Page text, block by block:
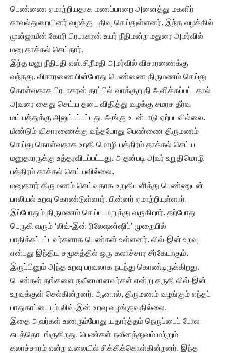
பெண்ணை ஏமாற்றியதாக மணப்பாறை அனைத்து மகளிர்
காவல்துறையினர் வழக்கு பதிவு செய்துள்ளனர். இந்த வழக்கில்
முன்ஜாமீன் கோரி பிரபாகரன் உயர் நீதிமன்ற மதுரை அமர்வில்
மனு தாக்கல் செய்தார்.
இந்த மனு நீதிபதி எஸ்.சிறீமதி அமர்வில் விசாரணைக்கு
வந்தது. விசாரணையின்போது பெண்ணை திருமணம் செய்து
கொள்வதாக பிரபாகரன் தரப்பில் வாக்குறுதி அளிக்கப்பட்டதால்
அவரை கைது செய்ய தடை விதித்து வழக்கு சமரச தீர்வு
மய்யத்துக்கு அனுப்பப்பட்டது. அங்கு உடன்பாடு ஏற்படவில்லை.
மீண்டும் விசாரணைக்கு வந்தபோது பெண்ணை திருமணம்
செய்து கொள்வதாக உறதி மொழி பத்திரம் தாக்கல் செய்ய
மனுதாரருக்கு உத்தரவிடப்பட்டது. அதன்படி அவர் உறுதிமொழி
பத்திரம் தாக்கல் செய்யவில்லை.
மனுதாரர் திருமணம் செய்வதாக உறுதியளித்து பெண்ணுடன்
பாலியல் உறவு கொண்டுள்ளார். பின்னர் ஏமாற்றியுள்ளார்.
இப்போதும் திருமணம் செய்ய மறுத்து வருகிறார். தற்போது
பெருகி வரும் ‘லிவ்-இன் ரிலேஷன்ஷிப்’ முறையில்
பாதிக்கப்பட்டவர்களாக பெண்கள் உள்ளனர். லிவ்-இன் உறவு
என்பது இந்திய சமூகத்தில் ஒரு கலாச்சார சீர்கேடாகும்.
இருப்பினும் அந்த உறவு பரவலாக நடந்து கொண்டிருக்கிறது.
பெண்கள் தங்களை நவீனமானவர்கள் என்று கருதி லிவ்-இன்
உறவுக்குள் செல்கின்றனர். ஆனால், திருமணம் வழங்கும் எந்தப்
பாதுகாப்பையும் லிவ்-இன் உறவு வழங்குவதில்லை.
இதை அவர்கள் உணரும்போது யதார்த்தம் நெருப்பைப் போல
சுடத்தொடங்குகிறது. பெண்கள் நவீனத்துவம் மற்றும்
கலாச்சாரம் என்ற வலையில் சிக்கிக்கொள்கின்றனர். இந்த